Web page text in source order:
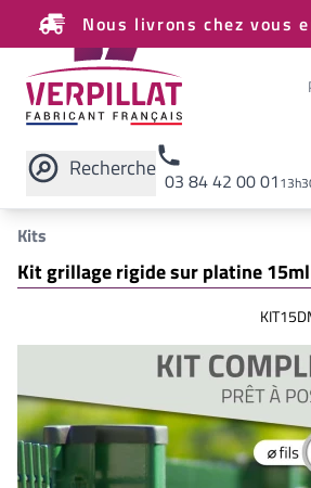
Nous livrons chez vous
Recherche 03 84 42 00 01
Rechercher sur le site
Kits
Kit grillage rigide sur platine